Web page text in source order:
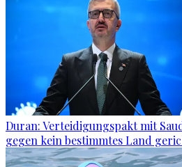
Duran: Verteidigungspakt mit
gegen kein bestimmtes Land